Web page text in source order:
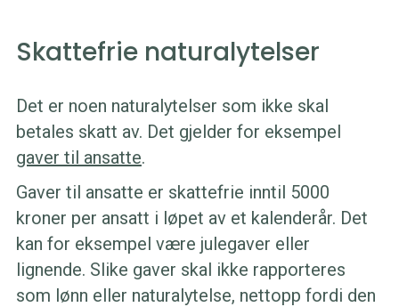
Skattefrie naturalytelser
Det er noen naturalytelser som ikke skal
betales skatt av. Det gjelder for eksempel
gaver til ansatte.
Gaver til ansatte er skattefrie inntil 5000
kroner per ansatt i løpet av et kalenderår. Det
kan for eksempel være julegaver eller
lignende. Slike gaver skal ikke rapporteres
som lønn eller naturalytelse, nettopp fordi den